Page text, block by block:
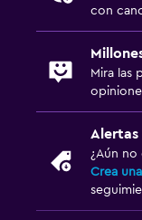
con
Mira las
Alertas
¿Aún no
Crea